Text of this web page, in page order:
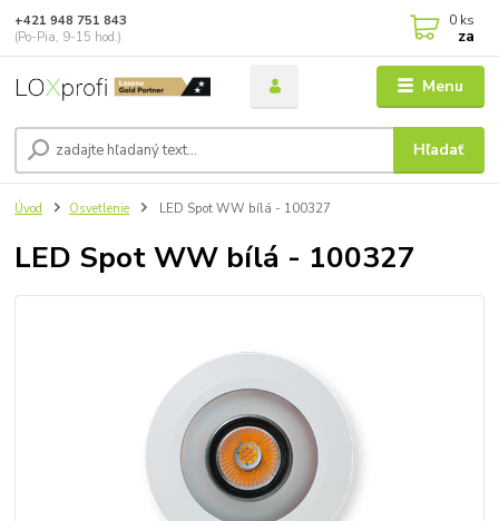
Menu
Hľadať
+421 948 751 843
(Po-Pia, 9-15 hod.)
0 ks
za
Úvod Osvetlenie LED Spot WW bílá - 100327
LED Spot WW bílá - 100327